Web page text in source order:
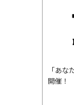
「あ
開催！